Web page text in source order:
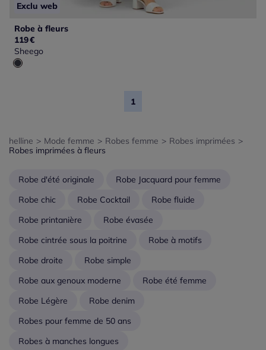
Exclu web
Robe à fleurs
119€
Sheego
1
helline > Mode femme > Robes femme > Robes imprimées >
Robes imprimées à fleurs
Robe d'été originale
Robe Jacquard pour femme
Robe chic
Robe Cocktail
Robe fluide
Robe printanière
Robe évasée
Robe cintrée sous la poitrine
Robe à motifs
Robe droite
Robe simple
Robe aux genoux moderne
Robe été femme
Robe Légère
Robe denim
Robes pour femme de 50 ans
Robes à manches longues